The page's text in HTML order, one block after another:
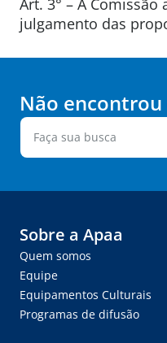
Art. 3° – A
julgamento das
Não
Sobre a Apaa
Quem somos
Equipe
Equipamentos Culturais
Programas de difusão